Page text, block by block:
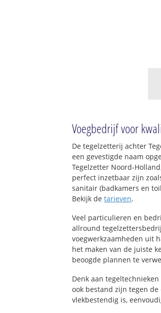
Voegbedrijf voor
De tegelzetterij achter
een gevestigde naam
Tegelzetter Noord-
perfect inzetbaar zijn
sanitair (badkamers en
Bekijk detarieven.
Veel particulieren en
allround
voegwerkzaamheden uit
het maken van de juiste
beoogde plannen te
Denk aan
ook bestand zijn tegen
vlekbestendig is,